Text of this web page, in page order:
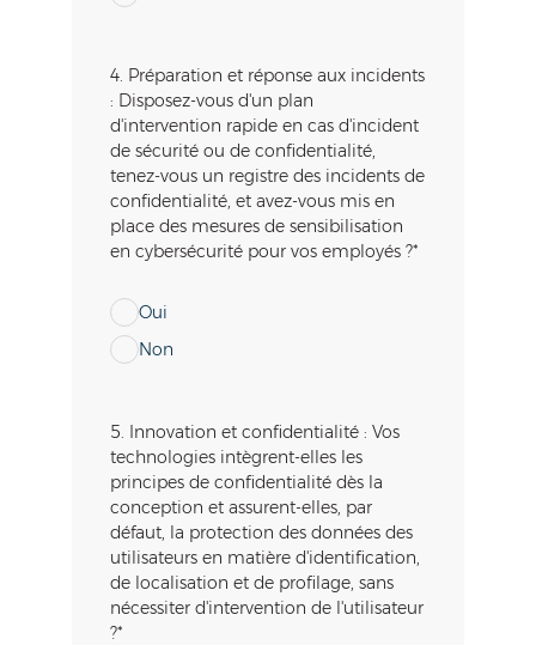
4. Préparation et réponse aux incidents
: Disposez-vous d'un plan
d'intervention rapide en cas d'incident
de sécurité ou de confidentialité,
tenez-vous un registre des incidents de
confidentialité, et avez-vous mis en
place des mesures de sensibilisation
en cybersécurité pour vos employés ?*
Oui
Non
5. Innovation et confidentialité : Vos
technologies intègrent-elles les
principes de confidentialité dès la
conception et assurent-elles, par
défaut, la protection des données des
utilisateurs en matière d'identification,
de localisation et de profilage, sans
nécessiter d'intervention de l'utilisateur
?*